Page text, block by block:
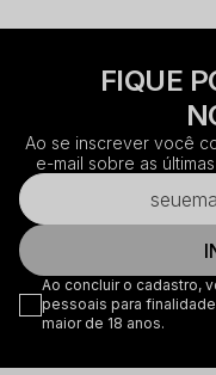
FIQUE
Ao se inscrever você
e-mail sobre as
Ao concluir o cadastro,
pessoais para
maior de 18 anos.